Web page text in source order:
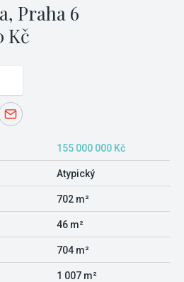
Praha 6
Kč
155 000 000 Kč
Atypický
702 m²
46 m²
704 m²
1 007 m²